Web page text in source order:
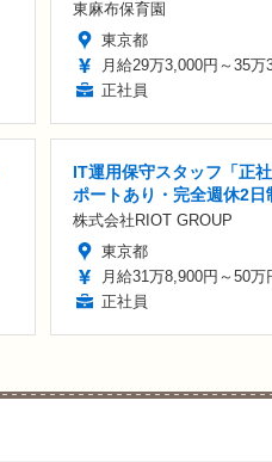
東麻布保育園
東京都
月給29万3,000円～35万
正社員
IT運用保守スタッフ「正
ポートあり・完全週休2日
株式会社RIOT GROUP
東京都
月給31万8,900円～50万
正社員